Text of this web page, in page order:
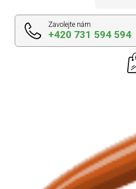
Zavolejte nám
+420 731 594 594